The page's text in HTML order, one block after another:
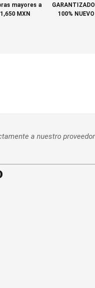
mayores a
MXN
100% NUEVO
a nuestro